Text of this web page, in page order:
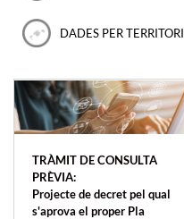
DADES PER TERRITORI
TRÀMIT DE CONSULTA
PRÈVIA:
Projecte de decret pel qual
s'aprova el proper Pla